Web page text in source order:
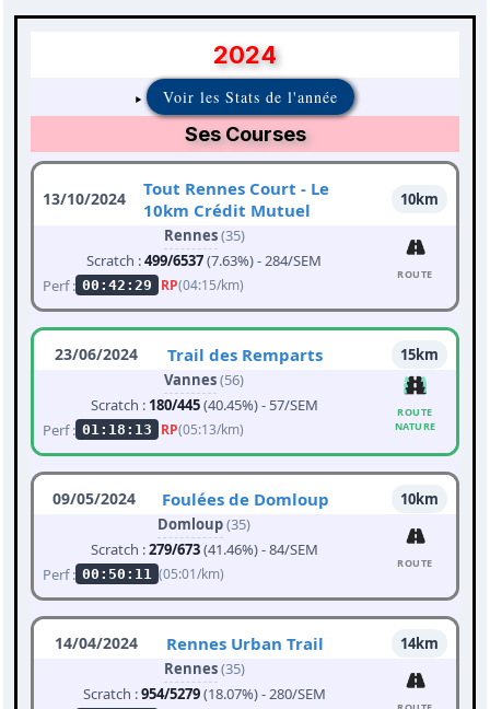
2024
Voir les Stats de l'année
Ses Courses
13/10/2024
Tout Rennes Court - Le
10km Crédit Mutuel
10km
Rennes(35)
Scratch :499/6537(7.63%) - 284/SEM
Perf : 00:42:29 RP(04:15/km)
ROUTE
23/06/2024 Trail des Remparts
15km
Vannes(56)
Scratch : 180/445(40.45%) - 57/SEM
Perf : 01:18:13 RP(05:13/km)
ROUTE
NATURE
09/05/2024 Foulées de Domloup
10km
Domloup(35)
Scratch :279/673(41.46%) - 84/SEM
Perf : 00:50:11 (05:01/km)
ROUTE
14/04/2024 Rennes Urban Trail
14km
Rennes(35)
Scratch :954/5279(18.07%) - 280/SEM